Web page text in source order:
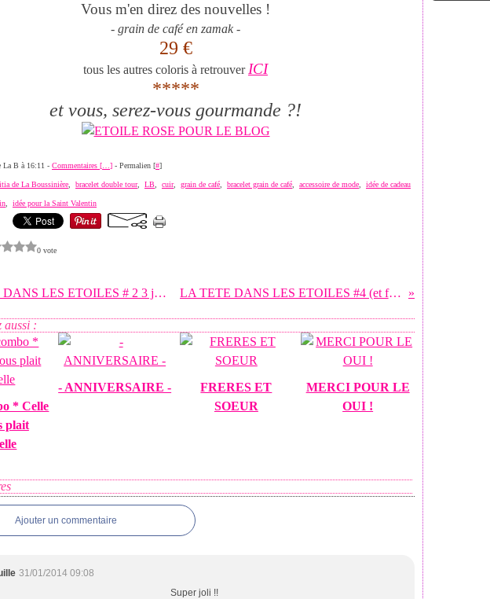
Vous m'en direz des nouvelles !
- grain de café en zamak -
29 €
tous les autres coloris à retrouver ICI
*****
et vous, serez-vous gourmande ?!
La B à 16:11 - Commentaires [ ] - Permalien [#]
de La Boussinière bracelet double tour, LB cuir, grain de café bracelet grain de café accessoire de mode idée de cadeau
idée pour la Saint Valentin
0 vote
LA TETE DANS LES ETOILES # 2 3 jours après, je LA TETE DANS LES ETOILES #4 (et fin ?!) et fin ?!
aussi :
* Celle
plait
- ANNIVERSAIRE -
FRERES ET
SOEUR
MERCI POUR LE
OUI !
Ajouter un commentaire
31/01/2014 09:08
Super joli !!